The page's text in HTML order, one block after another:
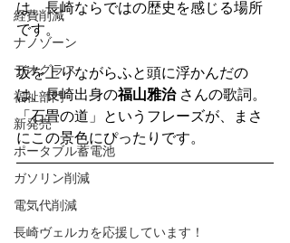
経費削減
ナノゾーン
デオグラス
福祉部門
新発売
ポータブル蓄電池
ガソリン削減
電気代削減
長崎ヴェルカを応援しています！
は、長崎ならではの歴史を感じる場所
です。
坂を上りながらふと頭に浮かんだの
は、長崎出身の福山雅治 さんの歌詞。
「石畳の道」というフレーズが、まさ
にこの景色にぴったりです。